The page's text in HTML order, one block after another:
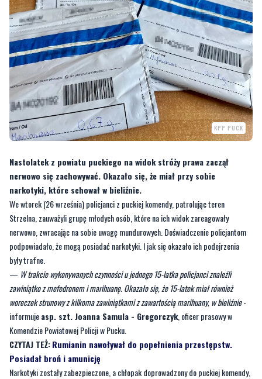
KPP PUCK
Nastolatek z powiatu puckiego na widok stróży prawa zaczął
nerwowo się zachowywać. Okazało się, że miał przy sobie
narkotyki, które schował w bieliźnie.
We wtorek (26 września) policjanci z puckiej komendy, patrolując teren
Strzelna, zauważyli grupę młodych osób, które na ich widok zareagowały
nerwowo, zwracając na sobie uwagę mundurowych. Doświadczenie policjantom
podpowiadało, że mogą posiadać narkotyki. I jak się okazało ich podejrzenia
były trafne.
— W trakcie wykonywanych czynności u jednego 15-latka policjanci znaleźli
zawiniątko z mefedronem i marihuanę. Okazało się, że 15-latek miał również
woreczek strunowy z kilkoma zawiniątkami z zawartością marihuany, w bieliźnie-
informujeasp. szt. Joanna Samula - Gregorczyk, oficer prasowy w
Komendzie Powiatowej Policji w Pucku.
CZYTAJ TEŻ:Rumianin nawoływał do popełnienia przestępstw.
Posiadał broń i amunicję
Narkotyki zostały zabezpieczone, a chłopak doprowadzony do puckiej komendy,